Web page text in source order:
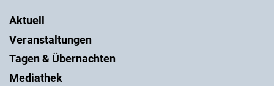
Aktuell
Veranstaltungen
Tagen & Übernachten
Mediathek